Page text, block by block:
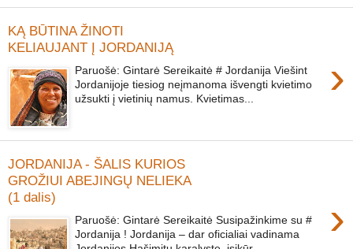
KĄ BŪTINA ŽINOTI
KELIAUJANT Į JORDANIJĄ
›
Paruošė: Gintarė Sereikaitė # Jordanija Viešint
Jordanijoje tiesiog neįmanoma išvengti kvietimo
užsukti į vietinių namus. Kvietimas...
JORDANIJA - ŠALIS KURIOS
GROŽIUI ABEJINGŲ NELIEKA
(1 dalis)
›
Paruošė: Gintarė Sereikaitė Susipažinkime su #
Jordanija ! Jordanija – dar oficialiai vadinama